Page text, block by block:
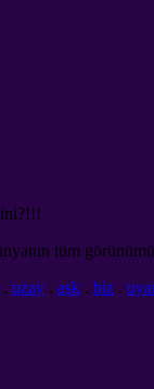
tüm
. uzay . aşk . biz .